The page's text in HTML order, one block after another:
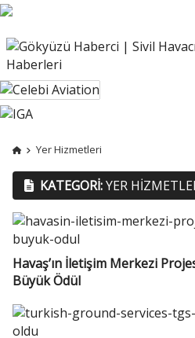
Yer Hizmetleri
KATEGORI:YER
Havaş’ın İletişim Merkezi
Büyük Ödül